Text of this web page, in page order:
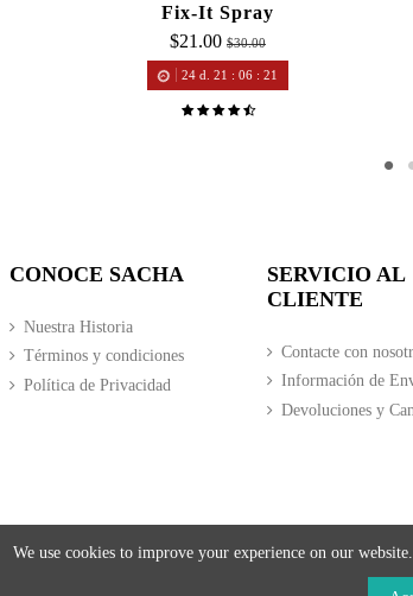
Fix-It Spray
$21.00 $30.00
24 d. 21 :06 :20
CONOCE SACHA
Nuestra Historia
Términos y condiciones
Política de Privacidad
SERVICIO AL
CLIENTE
Contacte con
Información de
Devoluciones y
We use cookies to improve your experience on our